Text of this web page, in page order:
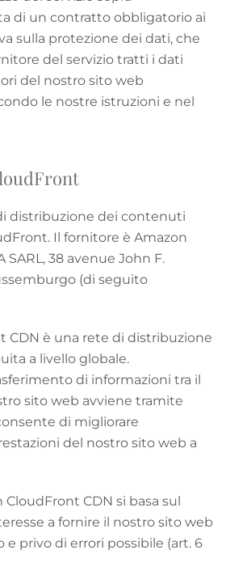
di un contratto obbligatorio ai
sulla protezione dei dati, che
del servizio tratti i dati
del nostro sito web
le nostre istruzioni e nel
distribuzione dei contenuti
Il fornitore è Amazon
SARL, 38 avenue John F.
(di seguito
CDN è una rete di distribuzione
a livello globale.
di informazioni tra il
sito web avviene tramite
di migliorare
del nostro sito web a
CDN si basa sul
a fornire il nostro sito web
e privo di errori possibile (art. 6